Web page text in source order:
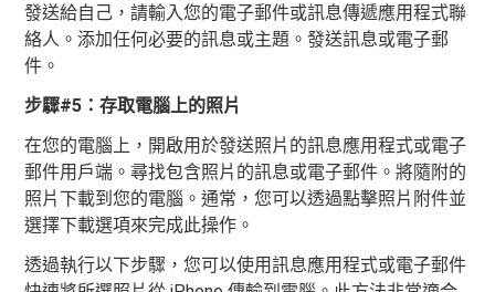
發送給自己，請輸入您的電子郵件或訊息傳遞應用程式聯
絡人。添加任何必要的訊息或主題。發送訊息或電子郵
件。
步驟#5：存取電腦上的照片
在您的電腦上，開啟用於發送照片的訊息應用程式或電子
郵件用戶端。尋找包含照片的訊息或電子郵件。將隨附的
照片下載到您的電腦。通常，您可以透過點擊照片附件並
選擇下載選項來完成此操作。
透過執行以下步驟，您可以使用訊息應用程式或電子郵件